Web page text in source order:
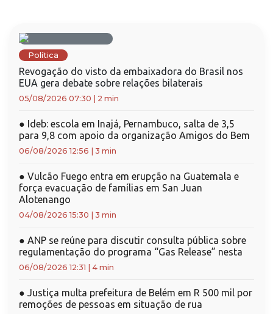
Política
Revogação do visto da embaixadora do Brasil nos
EUA gera debate sobre relações bilaterais
05/08/2026 07:30 2 min
● Ideb: escola em Inajá, Pernambuco, salta de 3,5
para 9,8 com apoio da organização Amigos do Bem
06/08/2026 12:56 3 min
● Vulcão Fuego entra em erupção na Guatemala e
força evacuação de famílias em San Juan
Alotenango
04/08/2026 15:30 3 min
● ANP se reúne para discutir consulta pública sobre
regulamentação do programa “Gas Release” nesta
06/08/2026 12:31 4 min
● Justiça multa prefeitura de Belém em R 500 mil por
remoções de pessoas em situação de rua